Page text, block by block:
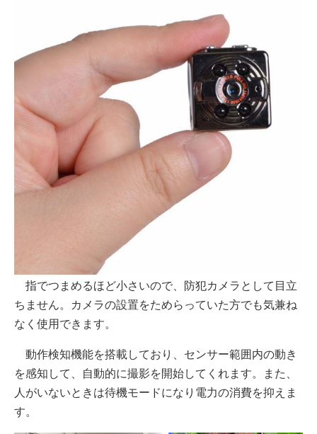
指でつまめるほど小さいので、防犯カメラとして目立
ちません。カメラの設置をためらっていた方でも気兼ね
なく使用できます。
動作検知機能を搭載しており、センサー範囲内の動き
を感知して、自動的に撮影を開始してくれます。また、
人がいないときは待機モードになり電力の消費を抑えま
す。